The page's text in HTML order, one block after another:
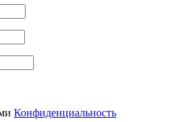
Конфиденциальность